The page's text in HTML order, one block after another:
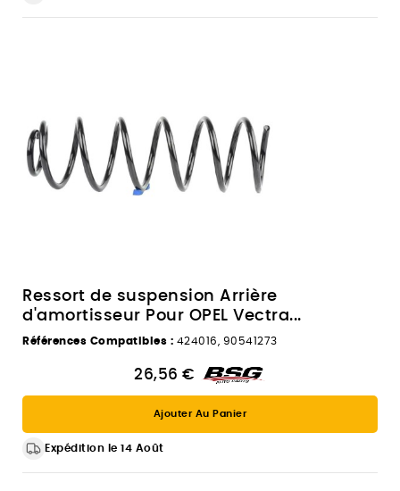
Ressort de suspension Arrière
d'amortisseur Pour OPEL Vectra...
Références Compatibles : 424016, 90541273
26,56 €
Ajouter Au Panier
Expédition le 14 Août